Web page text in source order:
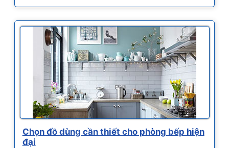
Chọn đồ dùng cần thiết cho phòng bếp hiện
đại